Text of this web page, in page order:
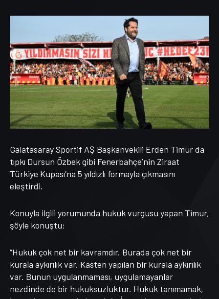
Galatasaray Sportif AŞ Başkanvekili Erden Timur da
tıpkı Dursun Özbek gibi Fenerbahçe’nin Ziraat
Türkiye Kupası’na 5 yıldızlı formayla çıkmasını
eleştirdi.
Konuyla ilgili yorumunda hukuk vurgusu yapan Timur,
şöyle konuştu:
“Hukuk çok net bir kavramdır. Burada çok net bir
kurala aykırılık var. Kasten yapılan bir kurala aykırılık
var. Bunun uygulanmaması, uygulamayanlar
nezdinde de bir hukuksuzluktur. Hukuk tanımamak,